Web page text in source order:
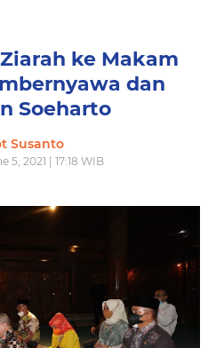
ke Makam
dan
Soeharto
Susanto
5, 2021 | 17:18 WIB